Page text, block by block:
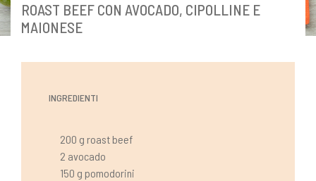
ROAST BEEF CON AVOCADO, CIPOLLINE E
MAIONESE
INGREDIENTI
200 g roast beef
2 avocado
150 g pomodorini